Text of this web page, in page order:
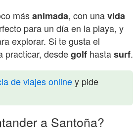
másanimada, con unavida
para un día en la playa, y
explorar. Si te gusta el
practicar, desdegolf hastasurf.
de viajes onliney pide
a Santoña?